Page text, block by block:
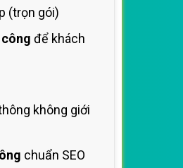
(trọn gói)
để khách
không giới
chuẩn SEO